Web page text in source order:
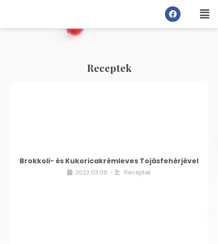
Receptek
Brokkoli- és Kukoricakrémleves Tojásfehérjével
2023.03.06. • Receptek